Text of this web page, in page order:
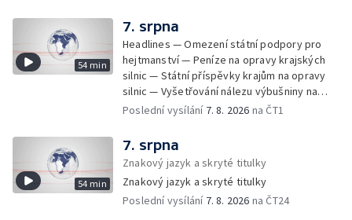
Prahou prošel průvod hrdosti na podporu
sexuálních menšin — Snazší vrácení zboží —
Pátrání na jezeře Most — Bezpečnost na
paddleboardech — Češi hledají chladnější
destinace — Kolik zaplatí Češi za dovolenou
— Cestování se zvířaty — Turistický nápor na
Šumavu — Demolice budovy ve Zlíně —
ministr spravedlnosti USA — Španělsko
zpřísnilo kontroly na hranicích — Česko
zaostává v obnovitelných zdrojích —
Pozorování hvězd na Jizerce — Přeshraniční
54 min
7. srpna
Headlines — Omezení státní podpory pro
hejtmanství — Peníze na opravy krajských
silnic — Státní příspěvky krajům na opravy
silnic — Vyšetřování nálezu výbušniny na
letišti v Lipsku — Pasové kontroly spojů mezi
budovy ve Zlíně — Pohřeb Milana Knížáka —
Obvinění v kauze Správy železnic — Tržby
ve službách vzrostly — Další útoku
ukrajinských dronů na sklady v Rusku —
Exhumace těl obětí volyňských masakrů —
Poslední vysílání 7. 8. 2026 na ČT1
54 min
7. srpna
Znakový jazyk a skryté titulky
Znakový jazyk a skryté titulky
Poslední vysílání 7. 8. 2026 na ČT24